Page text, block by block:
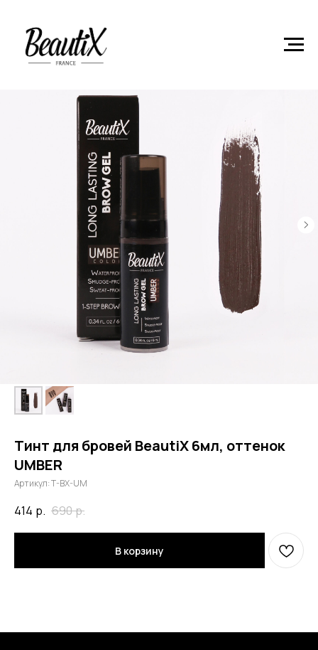
Тинт для бровей BeautiX 6мл, оттенок
UMBER
Артикул:T-BX-UM
414 р. 690р.
В корзину